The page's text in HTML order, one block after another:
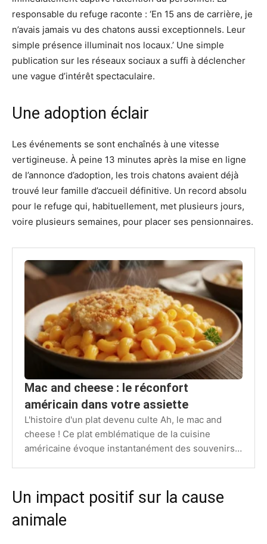
responsable du refuge raconte : ‘En 15 ans de carrière, je
n’avais jamais vu des chatons aussi exceptionnels. Leur
simple présence illuminait nos locaux.’ Une simple
publication sur les réseaux sociaux a suffi à déclencher
une vague d’intérêt spectaculaire.
Une adoption éclair
Les événements se sont enchaînés à une vitesse
vertigineuse. À peine 13 minutes après la mise en ligne
de l’annonce d’adoption, les trois chatons avaient déjà
trouvé leur famille d’accueil définitive. Un record absolu
pour le refuge qui, habituellement, met plusieurs jours,
voire plusieurs semaines, pour placer ses pensionnaires.
Mac and cheese : le réconfort
américain dans votre assiette
L'histoire d'un plat devenu culte Ah, le mac and
cheese ! Ce plat emblématique de la cuisine
américaine évoque instantanément des souvenirs
Un impact positif sur la cause
animale